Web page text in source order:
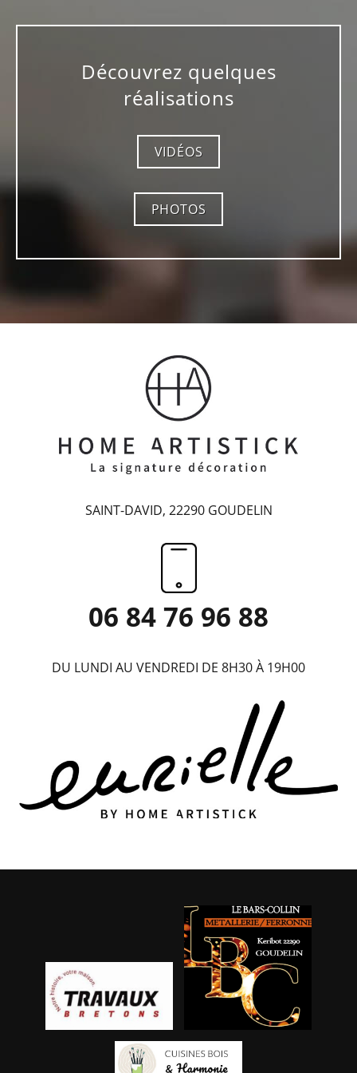
Découvrez quelques
réalisations
VIDÉOS
PHOTOS
SAINT-DAVID, 22290 GOUDELIN
06 84 76 96 88
DU LUNDI AU VENDREDI DE 8H30 À 19H00